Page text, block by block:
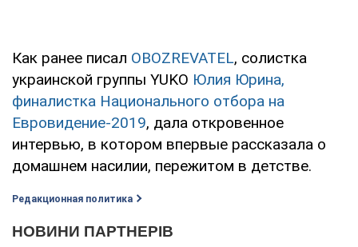
Как ранее писал OBOZREVATEL, солистка
украинской группы YUKO Юлия Юрина,
финалистка Национального отбора на
Евровидение-2019, дала откровенное
интервью, в котором впервые рассказала о
домашнем насилии, пережитом в детстве.
Редакционная политика